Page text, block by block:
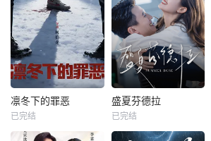
凛冬下的罪恶
已完结
盛夏芬德拉
已完结